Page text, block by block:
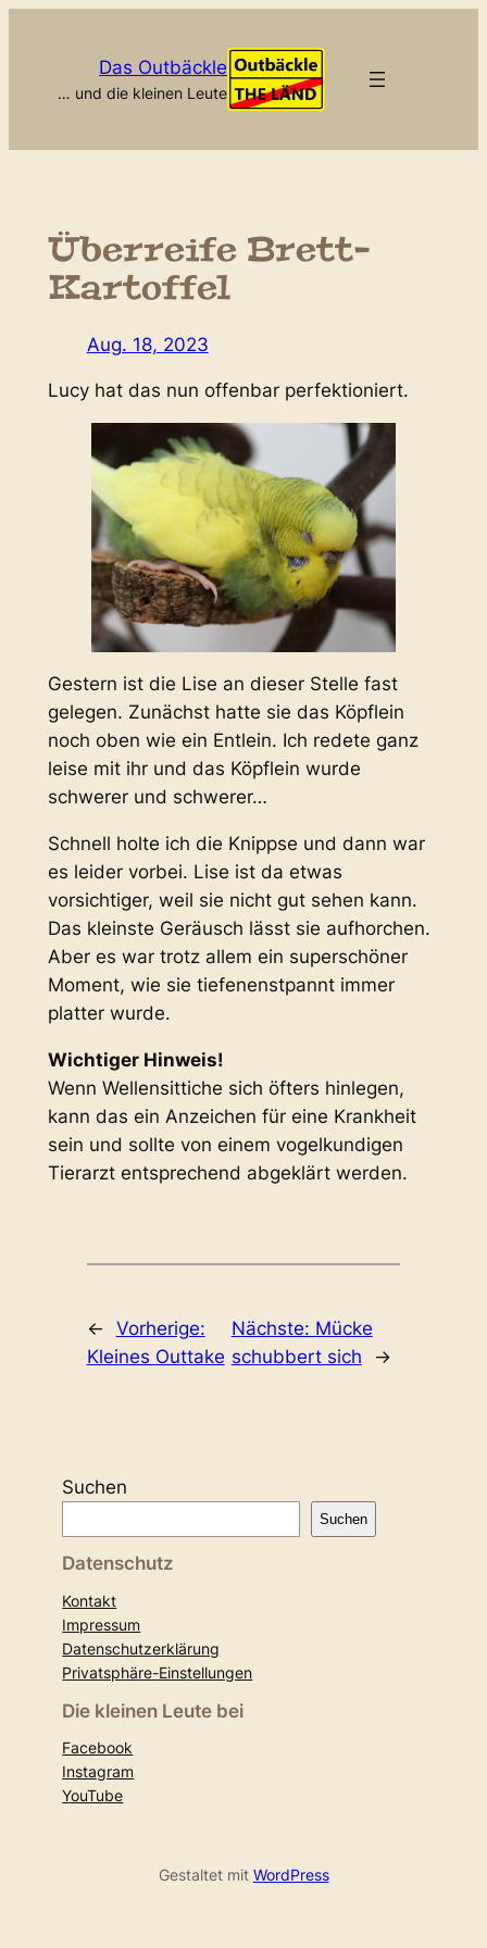
Das Outbäckle
… und die kleinen Leute
Überreife Brett-
Kartoffel
Aug. 18, 2023
Lucy hat das nun offenbar perfektioniert.
Gestern ist die Lise an dieser Stelle fast
gelegen. Zunächst hatte sie das Köpflein
noch oben wie ein Entlein. Ich redete ganz
leise mit ihr und das Köpflein wurde
schwerer und schwerer…
Schnell holte ich die Knippse und dann war
es leider vorbei. Lise ist da etwas
vorsichtiger, weil sie nicht gut sehen kann.
Das kleinste Geräusch lässt sie aufhorchen.
Aber es war trotz allem ein superschöner
Moment, wie sie tiefenenstpannt immer
platter wurde.
Wichtiger Hinweis!
Wenn Wellensittiche sich öfters hinlegen,
kann das ein Anzeichen für eine Krankheit
sein und sollte von einem vogelkundigen
Tierarzt entsprechend abgeklärt werden.
← Vorherige:
Kleines Outtake
Nächste: Mücke
schubbert sich
→
Suchen
Suchen
Datenschutz
Kontakt
Impressum
Datenschutzerklärung
Privatsphäre-Einstellungen
Die kleinen Leute bei
Facebook
Instagram
YouTube
Gestaltet mit WordPress